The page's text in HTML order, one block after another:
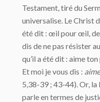
Testament, tiré du
universalise. Le Christ
été dit : œil pour œil,
dis de ne pas résister
qu’il a été dit : aime
Et moi je vous dis :
5,38-39 ; 43-44). Or, la
parle en termes de